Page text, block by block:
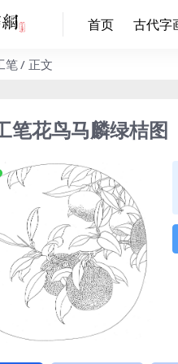
首页 古代字
笔 正文
笔花鸟马麟绿桔图